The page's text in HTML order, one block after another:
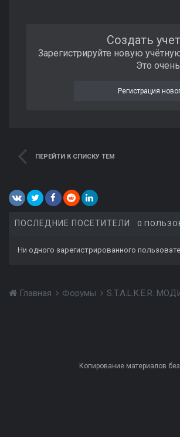
Создать
Зарегистрируйте новую
Это
Регистрация
ПЕРЕЙТИ К СПИСКУ ТЕМ
ПОСЛЕДНИЕ ПОСЕТИТЕЛИ 0
Ни одного зарегистрированного
Главная Форумы S.T.A.L.K.E.R.
Копирование материалов